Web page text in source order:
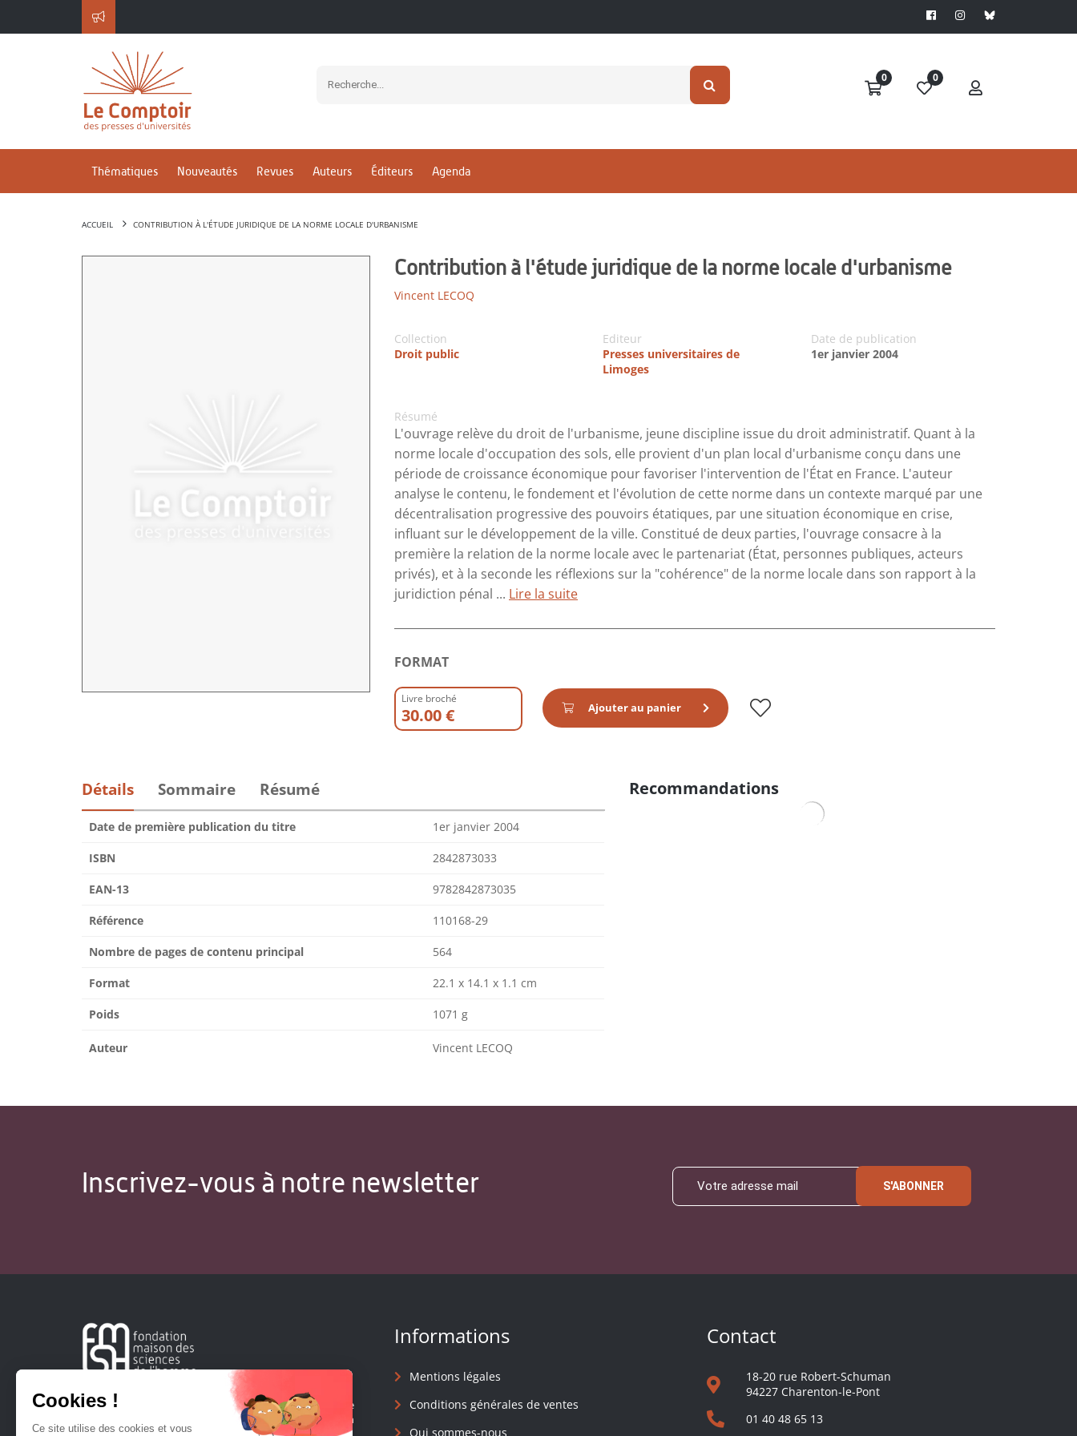
0 0
Thématiques Nouveautés Revues Auteurs Éditeurs Agenda
ACCUEIL CONTRIBUTION À L'ÉTUDE JURIDIQUE DE LA NORME LOCALE D'URBANISME
Contribution à l'étude juridique de la norme locale d'urbanisme
Vincent LECOQ
Collection
Droit public
Editeur
Presses universitaires de
Limoges
Date de publication
1er janvier 2004
Résumé
L'ouvrage relève du droit de l'urbanisme, jeune discipline issue du droit administratif. Quant à la
norme locale d'occupation des sols, elle provient d'un plan local d'urbanisme conçu dans une
période de croissance économique pour favoriser l'intervention de l'État en France. L'auteur
analyse le contenu, le fondement et l'évolution de cette norme dans un contexte marqué par une
décentralisation progressive des pouvoirs étatiques, par une situation économique en crise,
influant sur le développement de la ville. Constitué de deux parties, l'ouvrage consacre à la
première la relation de la norme locale avec le partenariat (État, personnes publiques, acteurs
privés), et à la seconde les réflexions sur la "cohérence" de la norme locale dans son rapport à la
juridiction pénal ... Lire la suite
FORMAT
Livre broché
30.00 € Ajouter au panier
Détails Sommaire Résumé
Date de première publication du titre 1er janvier 2004
ISBN 2842873033
EAN-13 9782842873035
Référence 110168-29
Nombre de pages de contenu principal 564
Format 22.1 x 14.1 x 1.1 cm
Poids 1071 g
Auteur Vincent LECOQ
Recommandations
Inscrivez-vous à notre newsletter S'ABONNER
Créée en 1963, la Fondation Maison Sciences de l'Homme
soutient la recherche et la diffusion des connaissances en
Informations
Mentions légales
Conditions générales de ventes
Qui sommes-nous
Contact
18-20 rue Robert-Schuman
94227 Charenton-le-Pont
01 40 48 65 13